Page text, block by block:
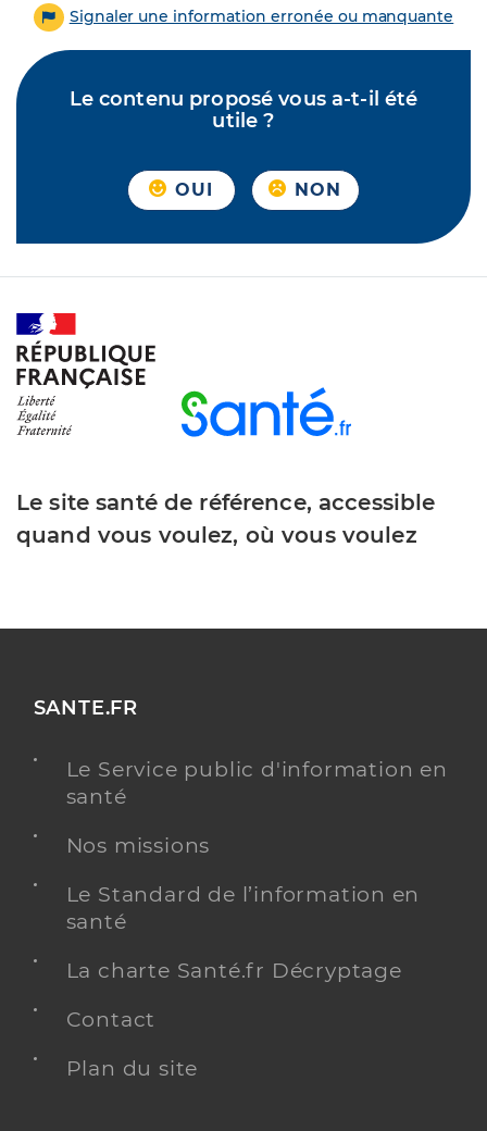
Signaler une information erronée ou manquante
Le contenu proposé vous a-t-il été
utile ?
OUI NON
Le site santé de référence, accessible
quand vous voulez, où vous voulez
SANTE.FR
Le Service public d'information en
santé
Nos missions
Le Standard de l’information en
santé
La charte Santé.fr Décryptage
Contact
Plan du site